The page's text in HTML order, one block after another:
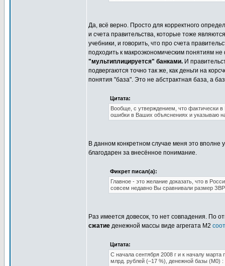
Да, всё верно. Просто для корректного
и счета правительства, которые тоже
учебники, и говорить, что про счета
подходить к макроэкономическим понятиям
"мультиплицируется" банками. И
подвергаются точно так же, как деньги на
понятия "база". Это не абстрактная база, а
Цитата:
Вообще, с утверждением, что фактически
ошибки в Ваших объяснениях и указываю
В данном конкретном случае меня это
благодарен за внесённое понимание.
Фикрет писал(а):
Главное - это желание доказать, что в
совсем недавно Вы сравнивали размер
Раз имеется довесок, то нет совпадения. По
сжатие денежной массы виде агрегата М2
Цитата:
С начала сентября 2008 г и к началу
млрд. рублей (–17 %), денежной базы (M0)